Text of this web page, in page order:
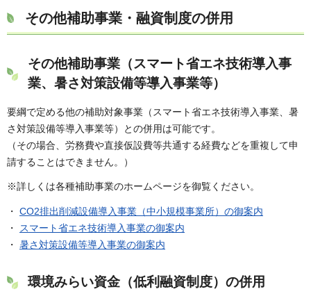
その他補助事業・融資制度の併用
その他補助事業（スマート省エネ技術導入事
業、暑さ対策設備等導入事業等）
要綱で定める他の補助対象事業（スマート省エネ技術導入事業、暑
さ対策設備等導入事業等）との併用は可能です。
（その場合、労務費や直接仮設費等共通する経費などを重複して申
請することはできません。）
※詳しくは各種補助事業のホームページを御覧ください。
・ CO2排出削減設備導入事業（中小規模事業所）の御案内
・
スマート省エネ技術導入事業の御案内
・ 暑さ対策設備等導入事業の御案内
環境みらい資金（低利融資制度）の併用